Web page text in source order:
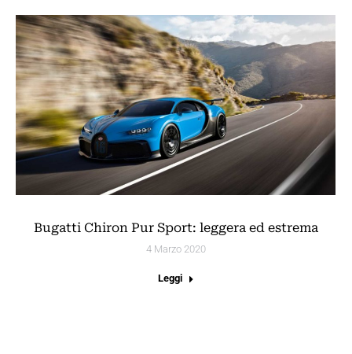
Bugatti Chiron Pur Sport: leggera ed estrema
4 Marzo 2020
Leggi